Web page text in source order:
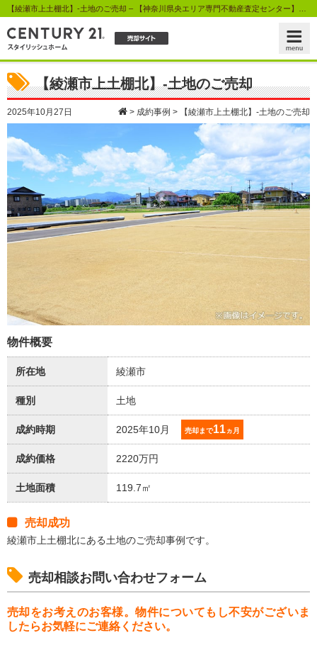
【綾瀬市上土棚北】-土地のご売却
2025年10月27日 > 成約事例 > 【綾瀬市上土棚北】-土地のご売却
物件概要
所在地 綾瀬市
種別 土地
成約時期 2025年10月 売却まで11ヵ月
成約価格 2220万円
土地面積 119.7㎡
売却成功
綾瀬市上土棚北にある土地のご売却事例です。
売却相談お問い合わせフォーム
売却をお考えのお客様。物件についてもし不安がございま
したらお気軽にご連絡ください。